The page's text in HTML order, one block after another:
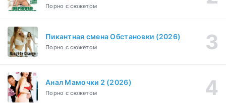
1 сезон
Порно с сюжетом
Пикантная смена Обстановки (2026)
Порно с сюжетом
Анал Мамочки 2 (2026)
Порно с сюжетом